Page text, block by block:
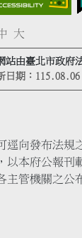
大
站由臺北市政府
日期： 115.08.06
向發布法規
本府公報刊
主管機關之公